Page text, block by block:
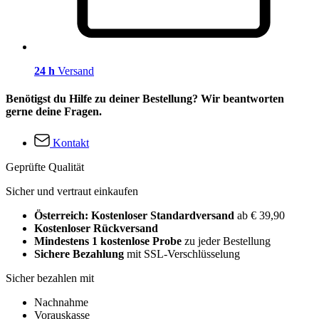
24 h Versand
Benötigst du Hilfe zu deiner Bestellung? Wir beantworten
gerne deine Fragen.
Kontakt
Geprüfte Qualität
Sicher und vertraut einkaufen
Österreich: Kostenloser Standardversand ab € 39,90
Kostenloser Rückversand
Mindestens 1 kostenlose Probe zu jeder Bestellung
Sichere Bezahlung mit SSL-Verschlüsselung
Sicher bezahlen mit
Nachnahme
Vorauskasse